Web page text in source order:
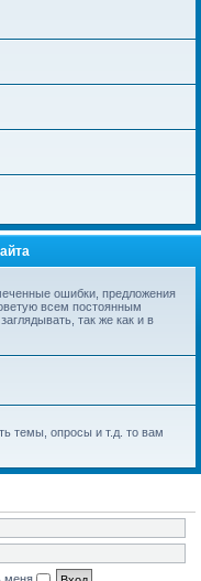
ошибки, предложения
всем постоянным
так же как и в
темы, опросы и т.д. то вам